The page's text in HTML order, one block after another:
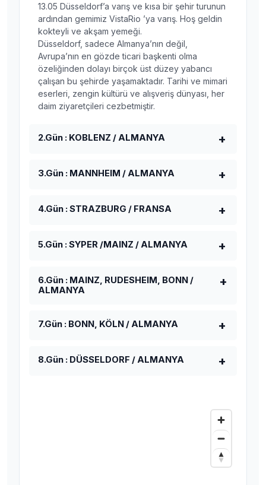
13.05 Düsseldorf’a varış ve kısa bir şehir turunun
ardından gemimiz VistaRio ’ya varış. Hoş geldin
kokteyli ve akşam yemeği.
Düsseldorf, sadece Almanya’nın değil,
Avrupa’nın en gözde ticari başkenti olma
özeliğinden dolayı birçok üst düzey yabancı
çalışan bu şehirde yaşamaktadır. Tarihi ve mimari
eserleri, zengin kültürü ve alışveriş dünyası, her
daim ziyaretçileri cezbetmiştir.
2.Gün : KOBLENZ / ALMANYA
3.Gün : MANNHEIM / ALMANYA
4.Gün : STRAZBURG / FRANSA
5.Gün : SYPER /MAINZ / ALMANYA
6.Gün : MAINZ, RUDESHEIM, BONN /
ALMANYA
7.Gün : BONN, KÖLN / ALMANYA
8.Gün : DÜSSELDORF / ALMANYA